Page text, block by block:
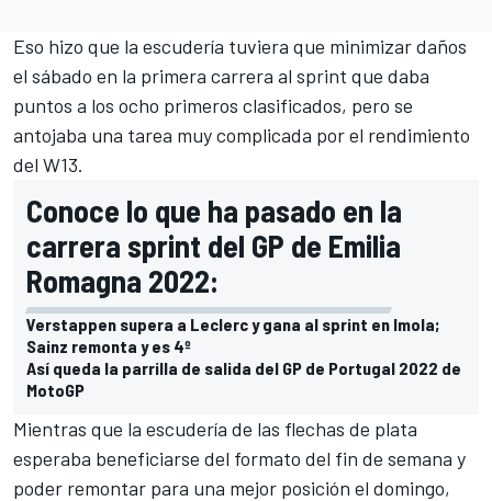
Eso hizo que la escudería tuviera que minimizar daños
el sábado en la primera carrera al sprint que daba
puntos a los ocho primeros clasificados, pero se
antojaba una tarea muy complicada por el rendimiento
del W13.
Conoce lo que ha pasado en la
carrera sprint del GP de Emilia
Romagna 2022:
Verstappen supera a Leclerc y gana al sprint en Imola;
Sainz remonta y es 4º
Así queda la parrilla de salida del GP de Portugal 2022 de
MotoGP
Mientras que la escudería de las flechas de plata
esperaba beneficiarse del formato del fin de semana y
poder remontar para una mejor posición el domingo,